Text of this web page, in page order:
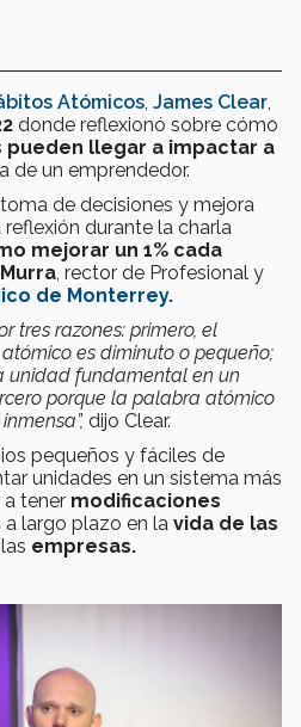
Atómicos James Clear
donde reflexionó sobre cómo
pueden llegar a impactar a
de un emprendedor.
de decisiones y mejora
durante la charla
mejorar un 1% cada
, rector de Profesional y
de Monterrey.
tres razones: primero, el
es diminuto o pequeño;
unidad fundamental en un
porque la palabra atómico
dijo Clear.
pequeños y fáciles de
unidades en un sistema más
tener modificaciones
a largo plazo en la vida de las
empresas.